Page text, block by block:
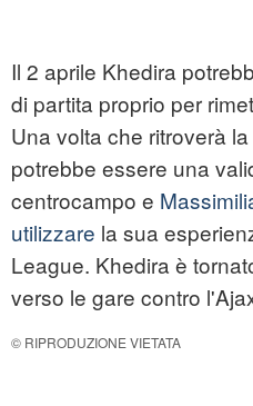
Il 2 aprile Khedira
di partita proprio per
Una volta che ritroverà
potrebbe essere una
centrocampo e
utilizzare la sua
League. Khedira è
verso le gare contro
© RIPRODUZIONE VIETATA